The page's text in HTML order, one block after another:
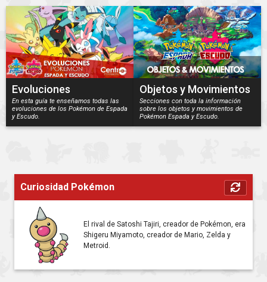
Evoluciones
En esta guía te enseñamos todas las
evoluciones de los Pokémon de Espada
y Escudo.
Objetos y Movimientos
Secciones con toda la información
sobre los objetos y movimientos de
Pokémon Espada y Escudo.
Curiosidad Pokémon
El rival de Satoshi Tajiri, creador de Pokémon, era
Shigeru Miyamoto, creador de Mario, Zelda y
Metroid.